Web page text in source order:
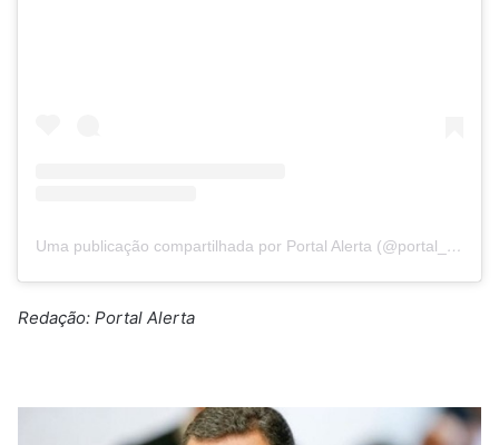
Uma publicação compartilhada por Portal Alerta (@portal_alerta)
Redação: Portal Alerta